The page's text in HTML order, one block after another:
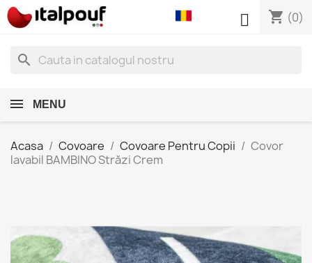
shopping_cart (0)

search
MENU
Acasa Covoare Covoare Pentru Copii
Covor
lavabil BAMBINO Străzi Crem